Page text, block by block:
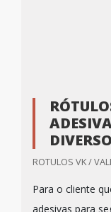
ROTULOS VK /
Para o cliente
adesivas para